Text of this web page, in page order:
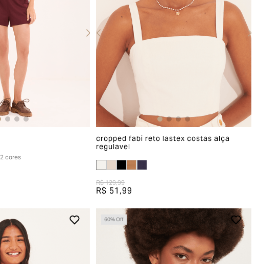
2 cores
cropped fabi reto lastex costas alça
regulavel
R$ 129,99
R$ 51,99
60% Off